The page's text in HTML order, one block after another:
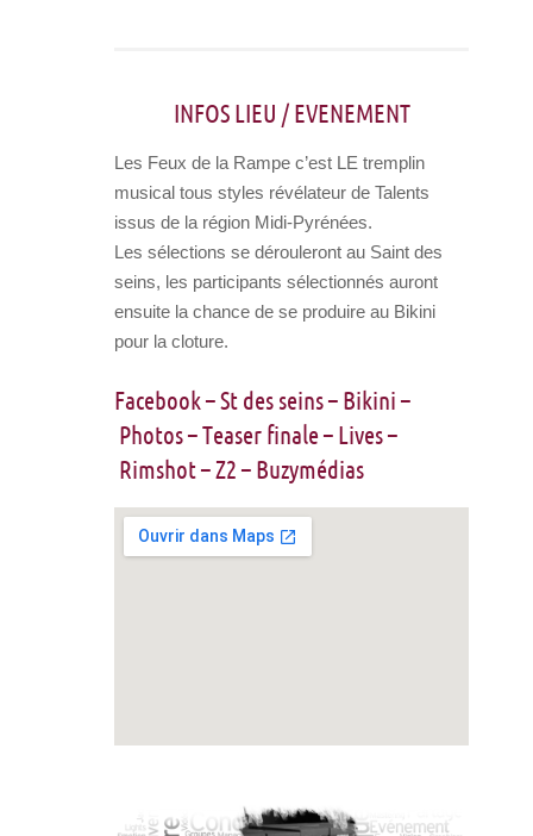
INFOS LIEU / EVENEMENT
Les Feux de la Rampe c’est LE tremplin
musical tous styles révélateur de Talents
issus de la région Midi-Pyrénées.
Les sélections se dérouleront au Saint des
seins, les participants sélectionnés auront
ensuite la chance de se produire au Bikini
pour la cloture.
Facebook–St des seins– Bikini –
Photos–Teaser finale– Lives–
Rimshot– Z2 – Buzymédias